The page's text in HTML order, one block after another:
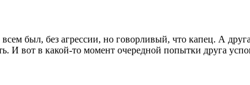
был, без агрессии, но говорливый, что капец. А
И вот в какой-то момент очередной попытки друга